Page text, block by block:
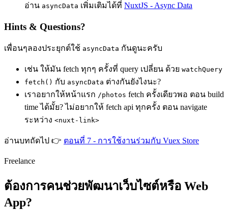
อ่าน asyncData เพิ่มเติมได้ที่ NuxtJS - Async Data
Hints & Questions?
เพื่อนๆลองประยุกต์ใช้ asyncData กันดูนะครับ
เช่น ให้มัน fetch ทุกๆ ครั้งที่ query เปลี่ยน ด้วย watchQuery
fetch() กับ asyncData ต่างกันยังไงนะ?
เราอยากให้หน้าแรก /photos fetch ครั้งเดียวพอ ตอน build
time ได้มั้ย? ไม่อยากให้ fetch api ทุกครั้ง ตอน navigate
ระหว่าง <nuxt-link>
อ่านบทถัดไป 👉 ตอนที่ 7 - การใช้งานร่วมกับ Vuex Store
Freelance
ต้องการคนช่วยพัฒนาเว็บไซต์หรือ Web
App?